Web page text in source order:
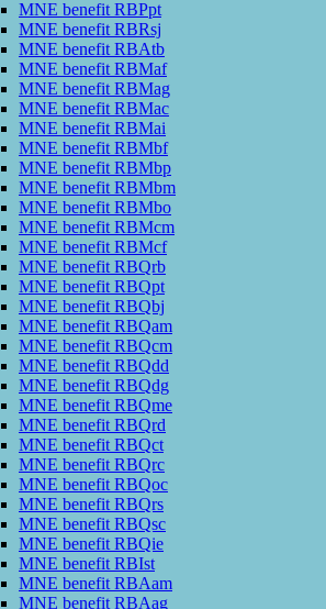
MNE benefit RBPpt
MNE benefit RBRsj
MNE benefit RBAtb
MNE benefit RBMaf
MNE benefit RBMag
MNE benefit RBMac
MNE benefit RBMai
MNE benefit RBMbf
MNE benefit RBMbp
MNE benefit RBMbm
MNE benefit RBMbo
MNE benefit RBMcm
MNE benefit RBMcf
MNE benefit RBQrb
MNE benefit RBQpt
MNE benefit RBQbj
MNE benefit RBQam
MNE benefit RBQcm
MNE benefit RBQdd
MNE benefit RBQdg
MNE benefit RBQme
MNE benefit RBQrd
MNE benefit RBQct
MNE benefit RBQrc
MNE benefit RBQoc
MNE benefit RBQrs
MNE benefit RBQsc
MNE benefit RBQie
MNE benefit RBIst
MNE benefit RBAam
MNE benefit RBAag